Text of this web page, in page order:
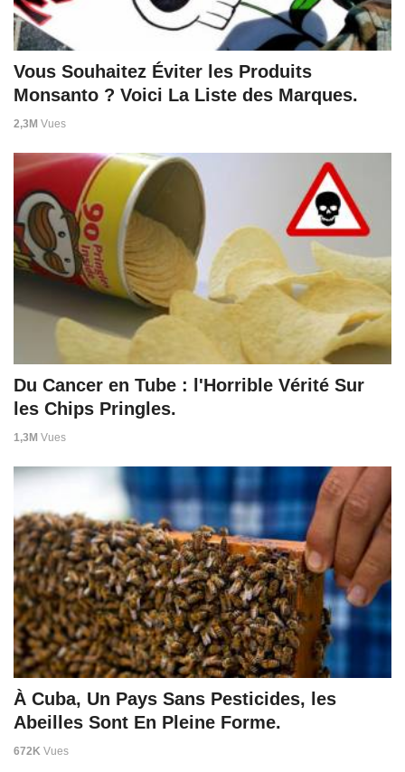
Vous Souhaitez Éviter les Produits
Monsanto ? Voici La Liste des Marques.
2,3M Vues
Du Cancer en Tube : l'Horrible Vérité Sur
les Chips Pringles.
1,3M Vues
À Cuba, Un Pays Sans Pesticides, les
Abeilles Sont En Pleine Forme.
672K Vues